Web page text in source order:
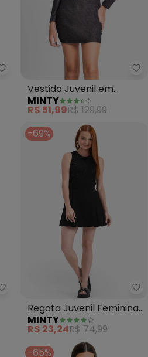
Gloss - Vestido Regata
Vestido Juvenil em
Ribana Canelada Lurex
(Preto)
MINTY
R$ 51,99R$ 129,99
Gloss - Vestido Juvenil (Preto)
-69%
Regata Juvenil Feminina
em Ribana (Preto)
MINTY
R$ 23,24R$ 74,99
-65%